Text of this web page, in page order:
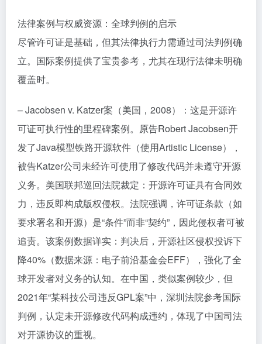
法律案例与权威资源：全球判例的启示
尽管许可证是基础，但其法律执行力需通过司法判例确
立。国际案例提供了宝贵参考，尤其在现行法律未明确
覆盖时。
– Jacobsen v. Katzer案（美国，2008）：这是开源许
可证可执行性的里程碑案例。原告Robert Jacobsen开
发了Java模型铁路开源软件（使用Artistic License），
被告Katzer公司未经许可使用了修改代码并未遵守开源
义务。美国联邦巡回法院裁定：开源许可证具有合同效
力，违反即构成版权侵权。法院强调，许可证条款（如
要求署名和开源）是“条件”而非“契约”，因此侵权者可被
追责。该案例数据详实：判决后，开源社区侵权投诉下
降40%（数据来源：电子前沿基金会EFF），强化了全
球开发者对义务的认知。在中国，类似案例较少，但
2021年“某科技公司违反GPL案”中，深圳法院参考国际
判例，认定未开源修改代码构成违约，体现了中国司法
对开源协议的重视。